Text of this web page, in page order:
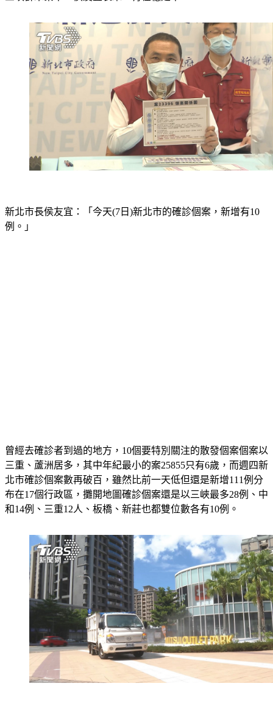
例。」
三重、蘆洲居多，其中年紀最小的案25855只有6歲，而週四新
北市確診個案數再破百，雖然比前一天低但還是新增111例分
布在17個行政區，攤開地圖確診個案還是以三峽最多28例、中
和14例、三重12人、板橋、新莊也都雙位數各有10例。